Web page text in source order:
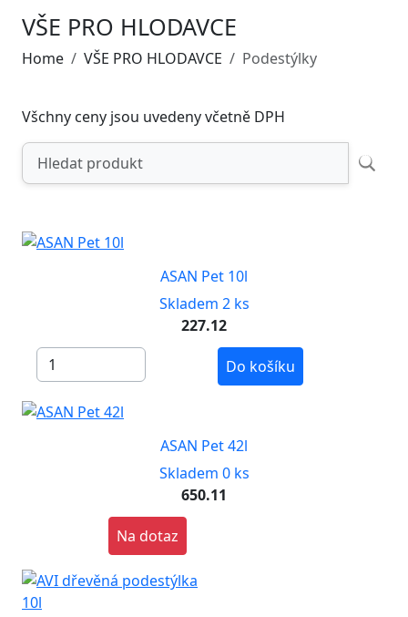
VŠE PRO HLODAVCE
Home VŠE PRO HLODAVCE Podestýlky
Všchny ceny jsou uvedeny včetně DPH
ASAN Pet 10l
Skladem 2 ks
227.12
Do košíku
ASAN Pet 42l
Skladem 0 ks
650.11
Na dotaz